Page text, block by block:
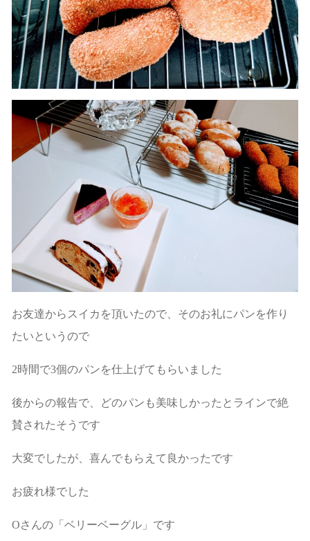
お友達からスイカを頂いたので、そのお礼にパンを作り
たいというので
2時間で3個のパンを仕上げてもらいました
後からの報告で、どのパンも美味しかったとラインで絶
賛されたそうです
大変でしたが、喜んでもらえて良かったです
お疲れ様でした
Oさんの「ベリーベーグル」です